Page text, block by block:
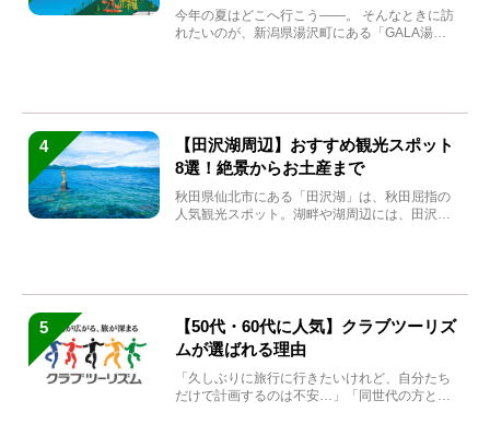
まれ変わる
今年の夏はどこへ行こう――。 そんなときに訪
れたいのが、新潟県湯沢町にある「GALA湯
4
【田沢湖周辺】おすすめ観光スポット
8選！絶景からお土産まで
秋田県仙北市にある「田沢湖」は、秋田屈指の
人気観光スポット。湖畔や湖周辺には、田沢湖
5
【50代・60代に人気】クラブツーリズ
ムが選ばれる理由
「久しぶりに旅行に行きたいけれど、自分たち
だけで計画するのは不安…」「同世代の方と気